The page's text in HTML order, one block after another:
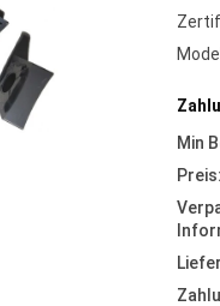
Min
Preis: